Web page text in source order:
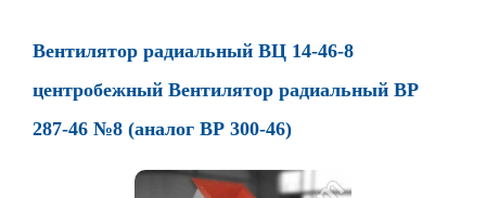
Вентилятор радиальный ВЦ 14-46-8
центробежный Вентилятор радиальный ВР
287-46 №8 (аналог ВР 300-46)